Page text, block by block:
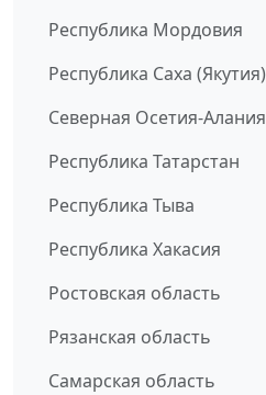
Республика Мордовия
Республика Саха (Якутия)
Северная Осетия-Алания
Республика Татарстан
Республика Тыва
Республика Хакасия
Ростовская область
Рязанская область
Самарская область